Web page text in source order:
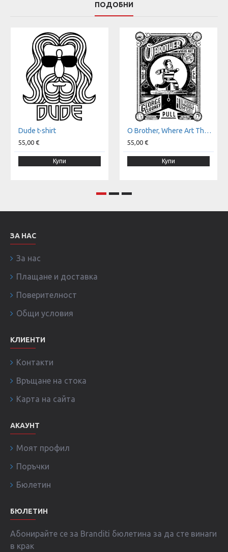
ПОДОБНИ
Dude t-shirt
55,00 €
Купи
O Brother, Where Art Thou? t-shirt
55,00 €
Купи
ЗА НАС
За нас
Плащане и доставка
Поверителност
Общи условия
КЛИЕНТИ
Контакти
Връщане на стока
Карта на сайта
АКАУНТ
Моят профил
Поръчки
Бюлетин
БЮЛЕТИН
Абонирайте се за Branditi бюлетина за да сте винаги
в крак